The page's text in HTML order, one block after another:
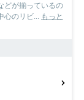
どが揃っているの
のリビ...
もっと